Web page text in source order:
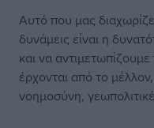
Αυτό που μας
δυνάμεις είναι η
και να
έρχονται από το
νοημοσύνη,